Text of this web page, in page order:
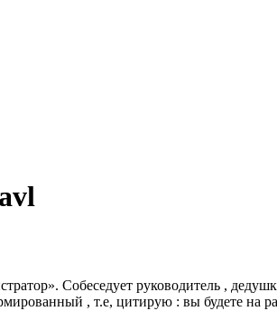
Собеседует руководитель ,
, т.е, цитирую : вы будете на